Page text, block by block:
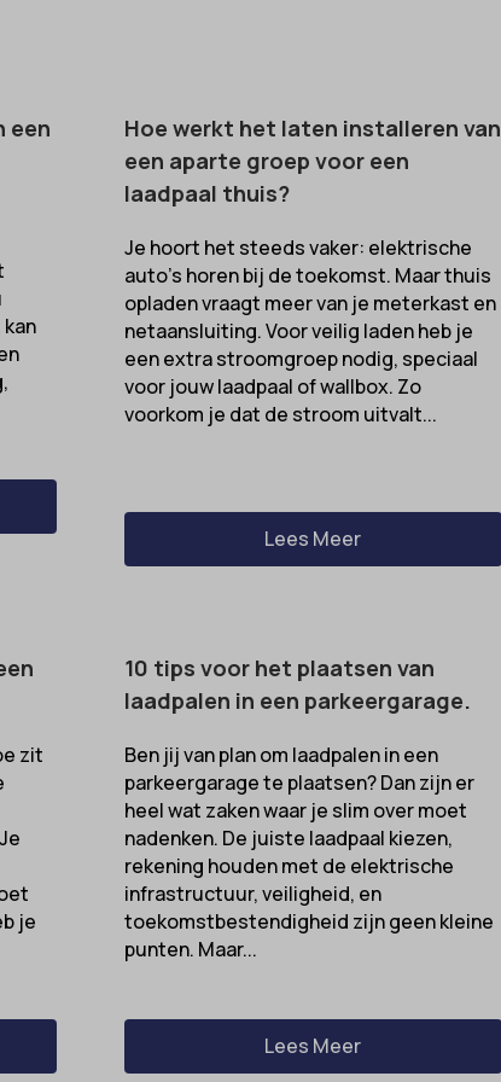
een
zit
je
Hoe werkt het laten installeren van
een aparte groep voor een
laadpaal thuis?
Je hoort het steeds vaker: elektrische
auto's horen bij de toekomst. Maar thuis
opladen vraagt meer van je meterkast en
netaansluiting. Voor veilig laden heb je
een extra stroomgroep nodig, speciaal
voor jouw laadpaal of wallbox. Zo
voorkom je dat de stroom uitvalt...
Lees Meer
10 tips voor het plaatsen van
laadpalen in een parkeergarage.
Ben jij van plan om laadpalen in een
parkeergarage te plaatsen? Dan zijn er
heel wat zaken waar je slim over moet
nadenken. De juiste laadpaal kiezen,
rekening houden met de elektrische
infrastructuur, veiligheid, en
toekomstbestendigheid zijn geen kleine
punten. Maar...
Lees Meer
cookie_notice_accepted
cookieconsent_status
cookielawinfo-checkbox-*
cookieyes-consent
pb-recent-items-font_family
wordpress_logged_in_*
settings-*
intercom-device-id-*
_deCookiesConsent
cookiesEnabled
saved-post*